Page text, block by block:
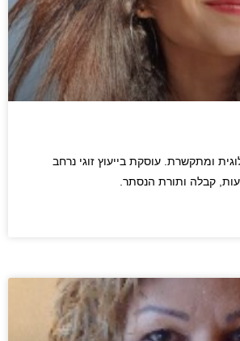
ומתקשרת. עוסקת בייעוץ זוגי נרחב
קבלה ותורת הנסתר.